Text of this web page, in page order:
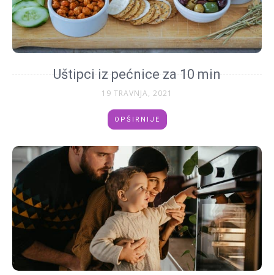
Uštipci iz pećnice za 10 min
19 TRAVNJA, 2021
OPŠIRNIJE